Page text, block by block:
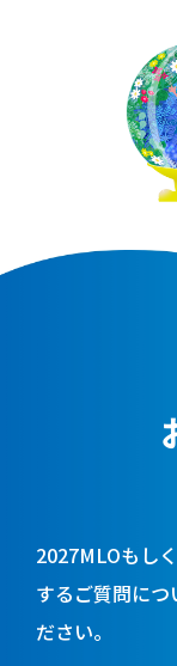
2027MLOもし
するご質問につ
ださい。